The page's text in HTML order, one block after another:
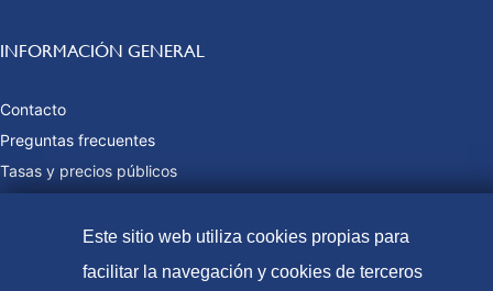
INFORMACIÓN GENERAL
Contacto
Preguntas frecuentes
Tasas y precios públicos
Este sitio web utiliza cookies propias para
facilitar la navegación y cookies de terceros